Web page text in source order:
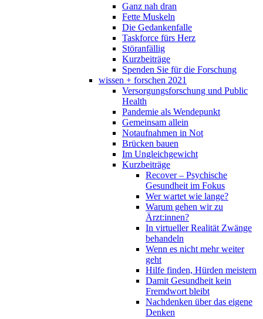
Ganz nah dran
Fette Muskeln
Die Gedankenfalle
Taskforce fürs Herz
Störanfällig
Kurzbeiträge
Spenden Sie für die Forschung
wissen + forschen 2021
Versorgungsforschung und Public
Health
Pandemie als Wendepunkt
Gemeinsam allein
Notaufnahmen in Not
Brücken bauen
Im Ungleichgewicht
Kurzbeiträge
Recover – Psychische
Gesundheit im Fokus
Wer wartet wie lange?
Warum gehen wir zu
Ärzt:innen?
In virtueller Realität Zwänge
behandeln
Wenn es nicht mehr weiter
geht
Hilfe finden, Hürden meistern
Damit Gesundheit kein
Fremdwort bleibt
Nachdenken über das eigene
Denken